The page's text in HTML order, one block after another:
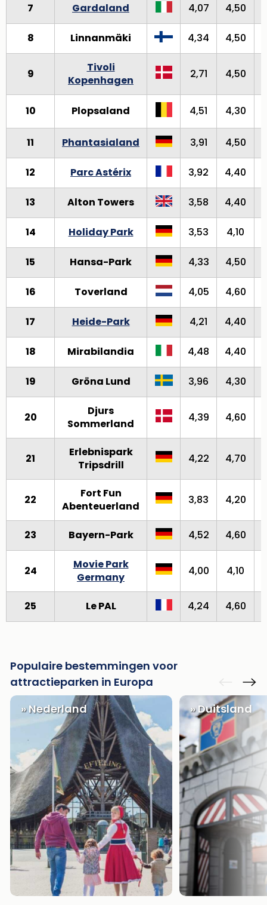
7 Gardaland 4,07 4,50
8 Linnanmäki 4,34 4,50
9
Tivoli
Kopenhagen
2,71 4,50
10 Plopsaland 4,51 4,30
11 Phantasialand 3,91 4,50
12 Parc Astérix 3,92 4,40
13 Alton Towers 3,58 4,40
14 Holiday Park 3,53 4,10
15 Hansa-Park 4,33 4,50
16 Toverland 4,05 4,60
17 Heide-Park 4,21 4,40
18 Mirabilandia 4,48 4,40
19 Gröna Lund 3,96 4,30
20
Djurs
Sommerland
4,39 4,60
21
Erlebnispark
Tripsdrill
4,22 4,70
22
Fort Fun
Abenteuerland
3,83 4,20
23 Bayern-Park 4,52 4,60
24
Movie Park
Germany
4,00 4,10
25 Le PAL 4,24 4,60
Populaire bestemmingen voor
attractieparken in Europa
» Nederland
» Duitsland